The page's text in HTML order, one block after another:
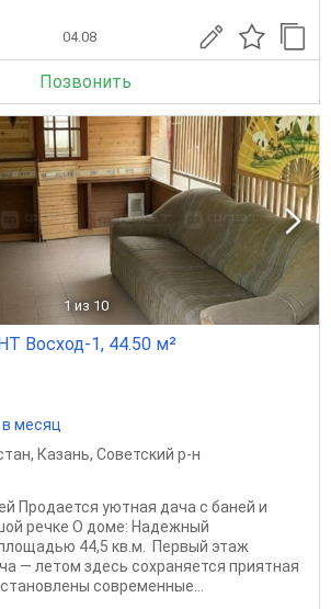
04.08
Позвонить
1 из 10
Восход-1, 44.50 м²
в месяц
, Казань, Советский р-н
Продается уютная дача с баней и
речке О доме: Надежный
44,5 кв.м. Первый этаж
— летом здесь сохраняется приятная
современные...